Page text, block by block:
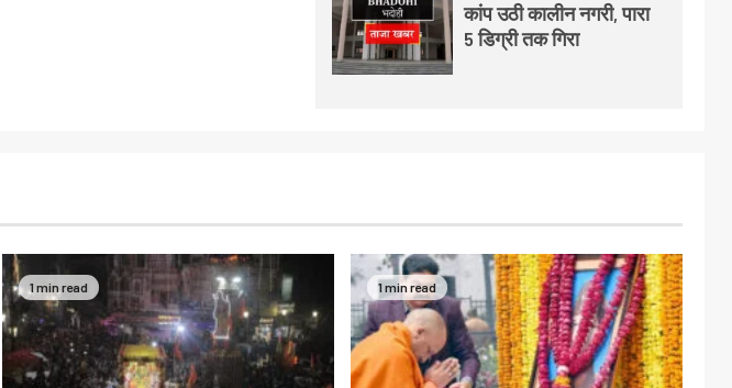
कांप उठी कालीन नगरी, पारा
5 डिग्री तक गिरा
1 min read 1 min read